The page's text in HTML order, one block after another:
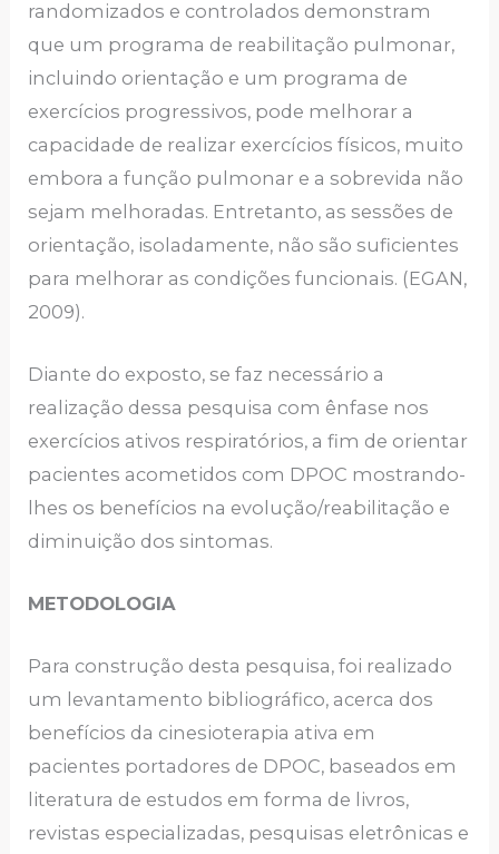
randomizados e controlados demonstram
que um programa de reabilitação pulmonar,
incluindo orientação e um programa de
exercícios progressivos, pode melhorar a
capacidade de realizar exercícios físicos, muito
embora a função pulmonar e a sobrevida não
sejam melhoradas. Entretanto, as sessões de
orientação, isoladamente, não são suficientes
para melhorar as condições funcionais. (EGAN,
2009).
Diante do exposto, se faz necessário a
realização dessa pesquisa com ênfase nos
exercícios ativos respiratórios, a fim de orientar
pacientes acometidos com DPOC mostrando-
lhes os benefícios na evolução/reabilitação e
diminuição dos sintomas.
METODOLOGIA
Para construção desta pesquisa, foi realizado
um levantamento bibliográfico, acerca dos
benefícios da cinesioterapia ativa em
pacientes portadores de DPOC, baseados em
literatura de estudos em forma de livros,
revistas especializadas, pesquisas eletrônicas e